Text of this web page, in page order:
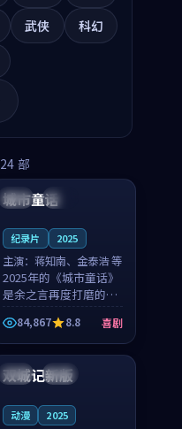
武侠
科幻
24 部
美国 院线
城市童话
纪录片 2025
主演： 蒋知南、金泰浩 等
2025年的《城市童话》
是余之言再度打磨的喜
剧佳作。美国的取景与
历史战争的氛围相互成
就，蒋知南与金泰浩的
对手戏自然克制，让整
部影片在悬念与温度
84,867 8.8 喜剧
中国 独播
双城记新版
动漫 2025